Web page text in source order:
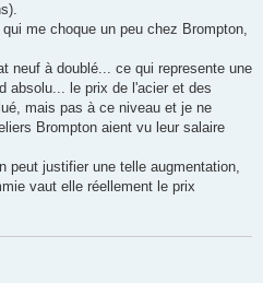
me choque un peu chez Brompton,
neuf à doublé... ce qui represente une
absolu... le prix de l'acier et des
mais pas à ce niveau et je ne
Brompton aient vu leur salaire
peut justifier une telle augmentation,
vaut elle réellement le prix